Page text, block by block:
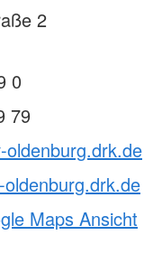
2
0
79
oldenburg.drk.de
Maps Ansicht